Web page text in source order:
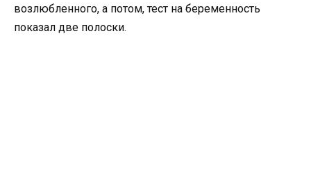
возлюбленного, а потом, тест на беременность
показал две полоски.